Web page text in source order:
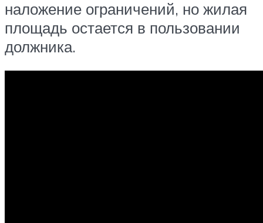
наложение ограничений, но жилая
площадь остается в пользовании
должника.